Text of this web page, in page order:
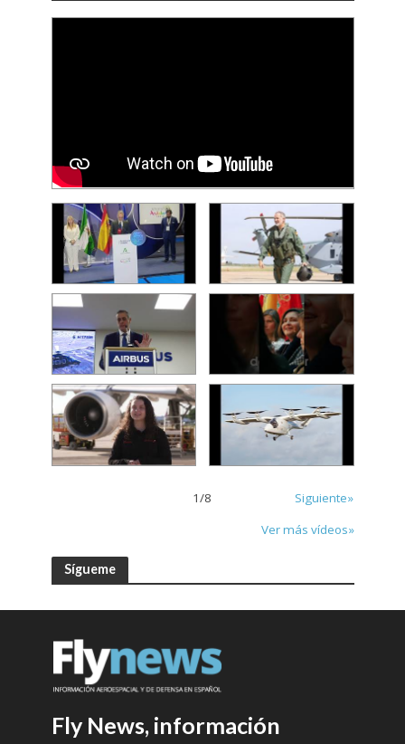
1/8
Siguiente»
Ver más vídeos»
Sígueme
Fly News, información